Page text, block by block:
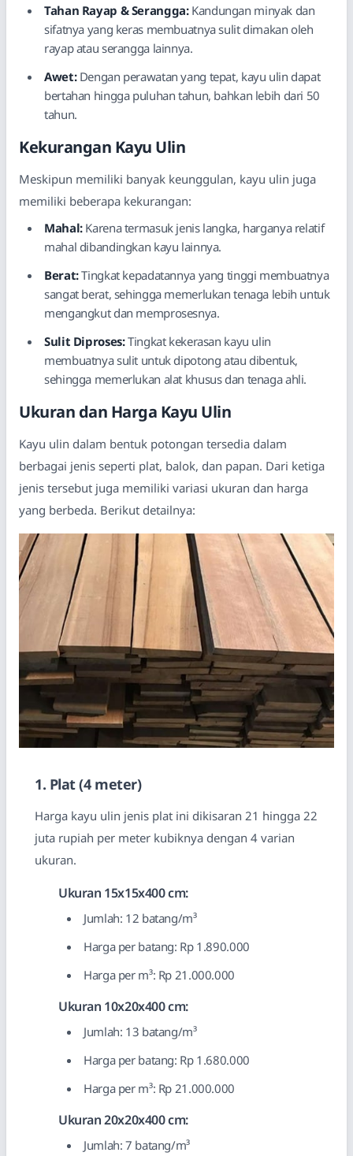
Tahan Rayap & Serangga:Kandungan minyak dan
sifatnya yang keras membuatnya sulit dimakan oleh
rayap atau serangga lainnya.
Awet:Dengan perawatan yang tepat, kayu ulin dapat
bertahan hingga puluhan tahun, bahkan lebih dari 50
tahun.
Kekurangan Kayu Ulin
Meskipun memiliki banyak keunggulan, kayu ulin juga
memiliki beberapa kekurangan:
Mahal:Karena termasuk jenis langka, harganya relatif
mahal dibandingkan kayu lainnya.
Berat:Tingkat kepadatannya yang tinggi membuatnya
sangat berat, sehingga memerlukan tenaga lebih untuk
mengangkut dan memprosesnya.
Sulit Diproses:Tingkat kekerasan kayu ulin
membuatnya sulit untuk dipotong atau dibentuk,
sehingga memerlukan alat khusus dan tenaga ahli.
Ukuran dan Harga Kayu Ulin
Kayu ulin dalam bentuk potongan tersedia dalam
berbagai jenis seperti plat, balok, dan papan. Dari ketiga
jenis tersebut juga memiliki variasi ukuran dan harga
yang berbeda. Berikut detailnya:
1. Plat (4 meter)
Harga kayu ulin jenis plat ini dikisaran 21 hingga 22
juta rupiah per meter kubiknya dengan 4 varian
ukuran.
Ukuran 15x15x400 cm:
Jumlah: 12 batang/m³
Harga per batang: Rp 1.890.000
Harga per m³: Rp 21.000.000
Ukuran 10x20x400 cm:
Jumlah: 13 batang/m³
Harga per batang: Rp 1.680.000
Harga per m³: Rp 21.000.000
Ukuran 20x20x400 cm:
Jumlah: 7 batang/m³